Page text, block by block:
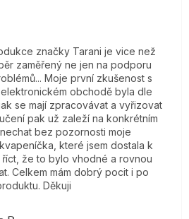
obchodu je 4 z 5 hviezdičiek.
značky Tarani je vice než
zaměřený ne jen na podporu
Moje první zkušenost s
obchodě byla dle
se mají zpracovávat a vyřizovat
pak už zaleží na konkrétním
bez pozornosti moje
které jsem dostala k
že to bylo vhodné a rovnou
Celkem mám dobrý pocit i po
Děkuji